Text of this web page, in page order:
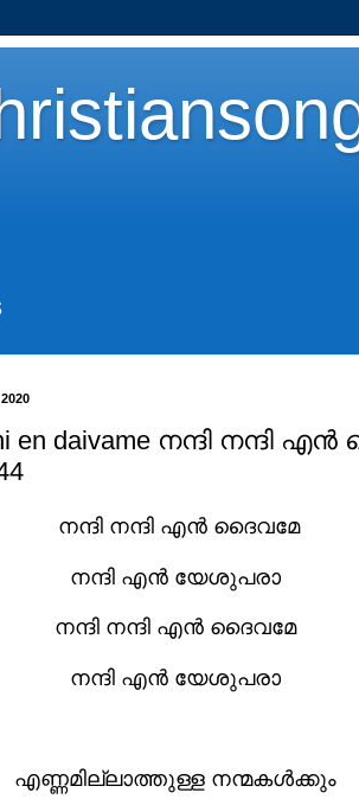
en daivame നന്ദി നന്ദി
നന്ദി നന്ദി എന്‍ ദൈവമേ
നന്ദി എന്‍ യേശുപരാ
നന്ദി നന്ദി എന്‍ ദൈവമേ
നന്ദി എന്‍ യേശുപരാ
എണ്ണമില്ലാത്തുള്ള നന്മകള്‍ക്കും